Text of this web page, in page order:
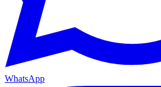
WhatsApp